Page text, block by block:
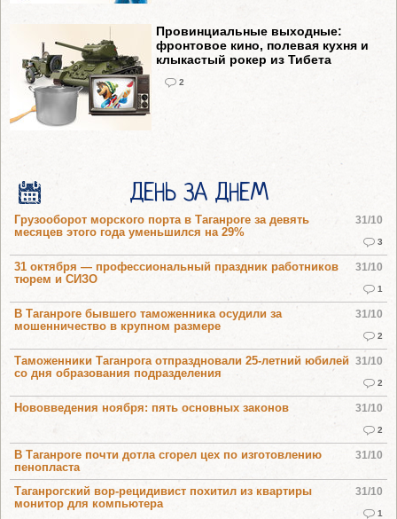
Провинциальные выходные:
фронтовое кино, полевая кухня и
клыкастый рокер из Тибета
2
ДЕНЬ ЗА ДНЕМ
31/10
3
Грузооборот морского порта в Таганроге за девять
месяцев этого года уменьшился на 29%
31/10
1
31 октября — профессиональный праздник работников
тюрем и СИЗО
31/10
2
В Таганроге бывшего таможенника осудили за
мошенничество в крупном размере
31/10
2
Таможенники Таганрога отпраздновали 25-летний юбилей
со дня образования подразделения
31/10
2
Нововведения ноября: пять основных законов
31/10
В Таганроге почти дотла сгорел цех по изготовлению
пенопласта
31/10
1
Таганрогский вор-рецидивист похитил из квартиры
монитор для компьютера